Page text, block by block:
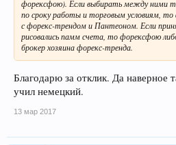
форексфою). Если выбирать между ними
по сроку работы и торговым условиям,
с форекс-трендом и Пантеоном. Если
рисовались памм счета, то форексфою
брокер хозяина форекс-тренда.
Благодарю за отклик. Да наверное
учил немецкий.
13 мар 2017